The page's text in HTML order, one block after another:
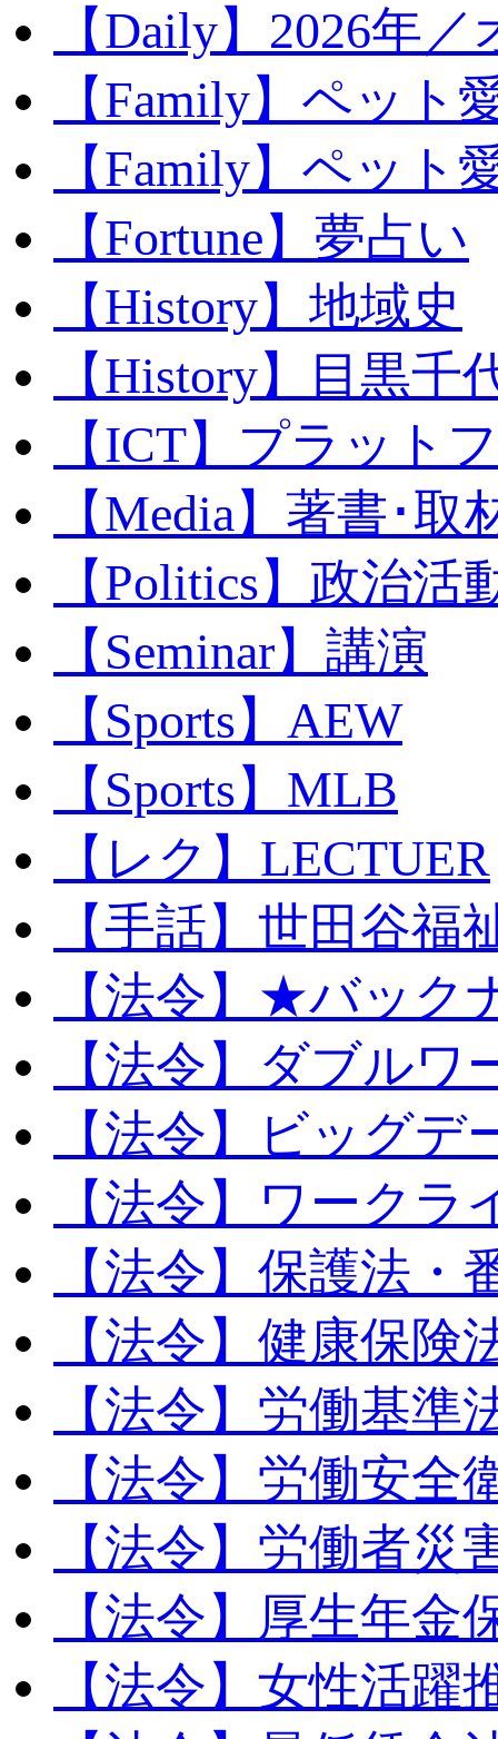
【Daily】2026年
【Family】ペット
【Family】ペット
【Fortune】夢占い
【History】地域史
【History】目黒千
【ICT】プラット
【Media】著書･取
【Politics】政治活
【Seminar】講演
【Sports】AEW
【Sports】MLB
【レク】LECTUER
【手話】世田谷福
【法令】★バック
【法令】ダブルワ
【法令】ビッグデ
【法令】ワークラ
【法令】保護法・
【法令】健康保険
【法令】労働基準
【法令】労働安全
【法令】労働者災
【法令】厚生年金
【法令】女性活躍